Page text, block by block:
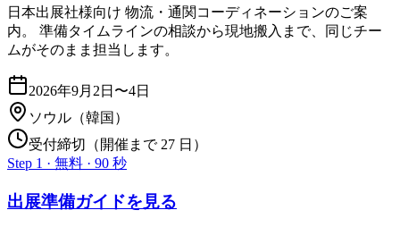
日本出展社様向け 物流・通関コーディネーションのご案
内。 準備タイムラインの相談から現地搬入まで、同じチー
ムがそのまま担当します。
2026年9月2日〜4日
ソウル （韓国）
受付締切（開催まで 27 日）
Step 1 · 無料 · 90 秒
出展準備ガイドを見る